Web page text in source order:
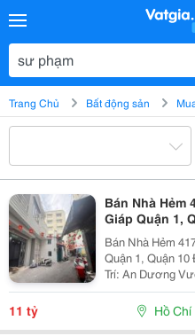
Trang Chủ Bất động sản
Bán Nhà Hẻm
Giáp Quận 1,
10.Xx Tỷ Tl
Bán Nhà Hẻm
Quận 1, Quận
Trí: An Dương
Ngay Đại Học Sư Phạm
1 Lầu,3 Pn,4
11 tỷ Hồ Chí